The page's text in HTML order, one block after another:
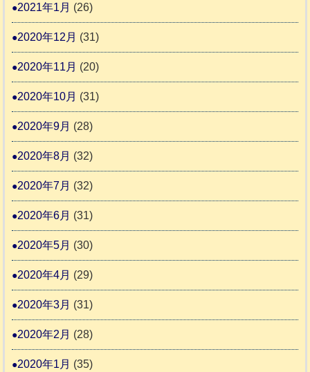
2021年1月 (26)
2020年12月 (31)
2020年11月 (20)
2020年10月 (31)
2020年9月 (28)
2020年8月 (32)
2020年7月 (32)
2020年6月 (31)
2020年5月 (30)
2020年4月 (29)
2020年3月 (31)
2020年2月 (28)
2020年1月 (35)